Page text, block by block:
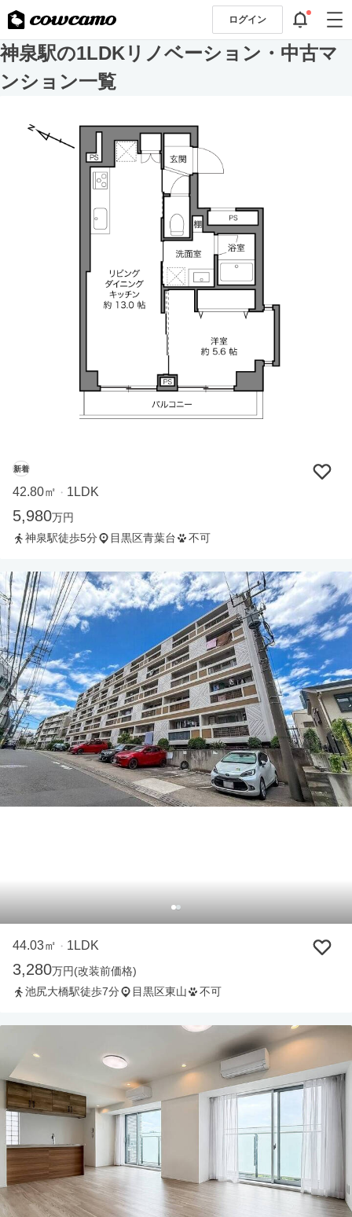
ログイン
神泉駅の1LDKリノベーション・中古マ
ンション一覧
新着
42.80㎡ ・ 1LDK
5,980万円
神泉駅徒歩5分
目黒区青葉台 不可
44.03㎡ ・ 1LDK
3,280万円(改装前価格)
池尻大橋駅徒歩7分
目黒区東山 不可